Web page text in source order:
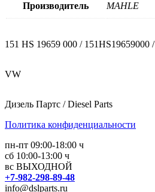
Производитель MAHLE
151 HS 19659 000 / 151HS19659000 /
VW
Дизель Партс / Diesel Parts
Политика конфиденциальности
пн-пт 09:00-18:00 ч
сб 10:00-13:00 ч
вс ВЫХОДНОЙ
+7-982-298-89-48
info@dslparts.ru